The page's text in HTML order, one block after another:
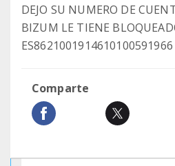
DEJO SU NUMERO DE
BIZUM LE TIENE
ES8621001914610100591966
Comparte